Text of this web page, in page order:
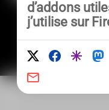
d’addons
j’utilise sur